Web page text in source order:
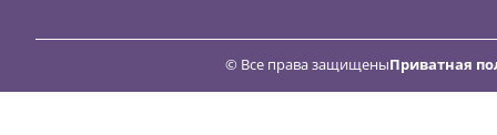
© Все права защищеныПриватная